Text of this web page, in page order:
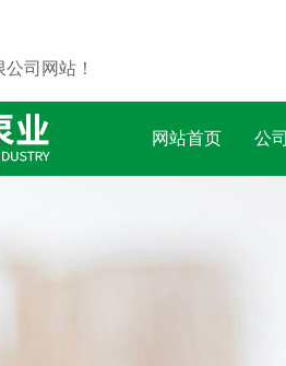
司网站！
网站首页 公